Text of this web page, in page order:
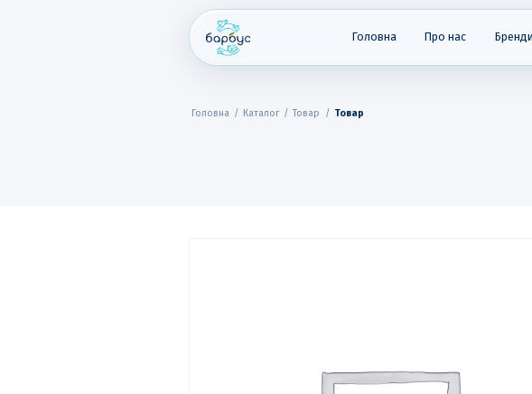
Головна Про нас Бренди
Головна / Каталог / Товар / Товар